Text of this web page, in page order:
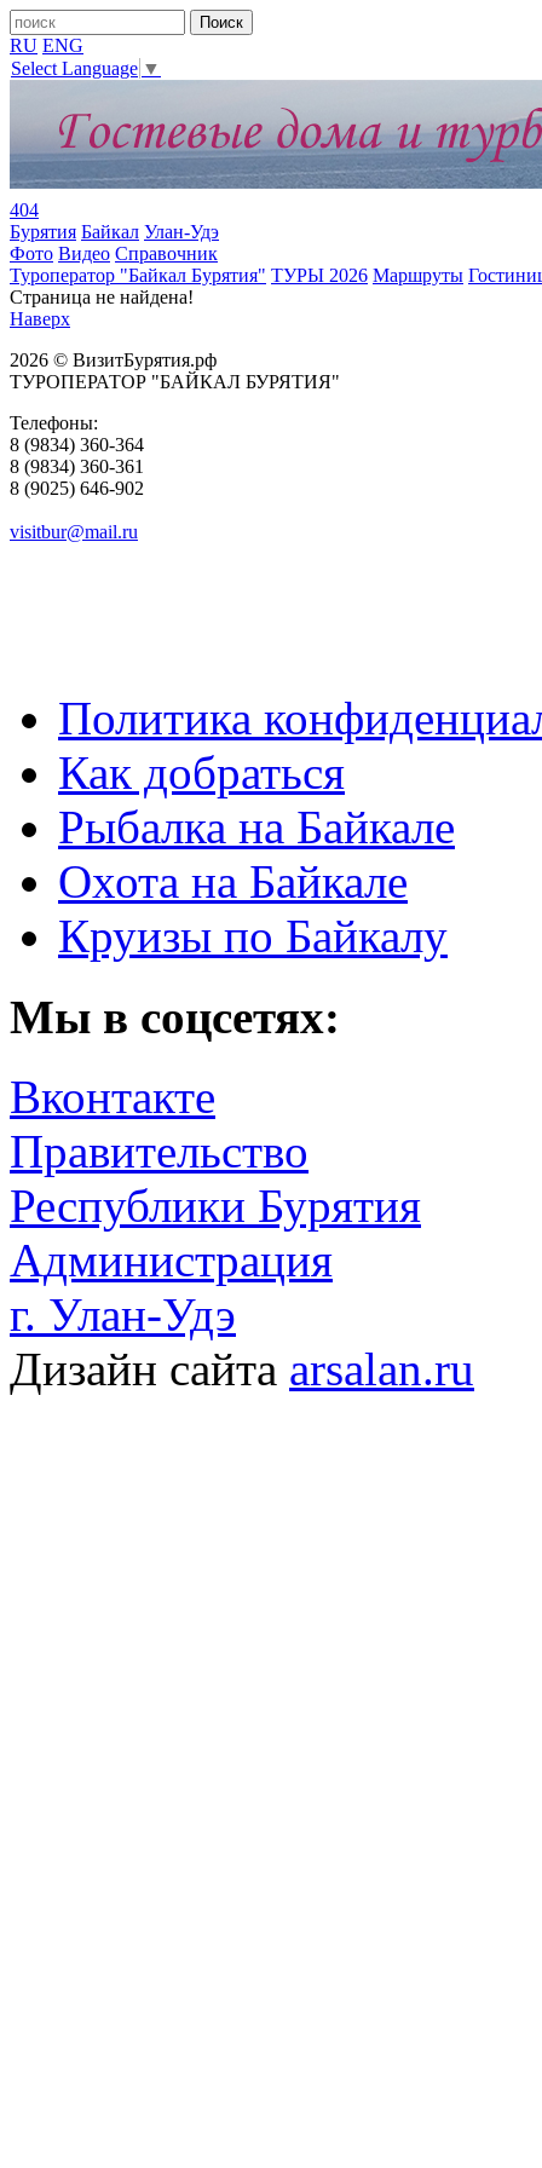
RU ENG
Select Language ▼
404
Бурятия Байкал Улан-Удэ
Фото Видео Справочник
Туроператор "Байкал Бурятия" ТУРЫ 2026 Маршруты
Страница не найдена!
Наверх
2026 © ВизитБурятия.рф
ТУРОПЕРАТОР "БАЙКАЛ БУРЯТИЯ"
Телефоны:
8 (9834) 360-364
8 (9834) 360-361
8 (9025) 646-902
visitbur@mail.ru
Политика
Как добраться
Рыбалка на Байкале
Охота на Байкале
Круизы по Байкалу
Мы в соцсетях:
Вконтакте
Правительство
Республики Бурятия
Администрация
г. Улан-Удэ
Дизайн сайта arsalan.ru